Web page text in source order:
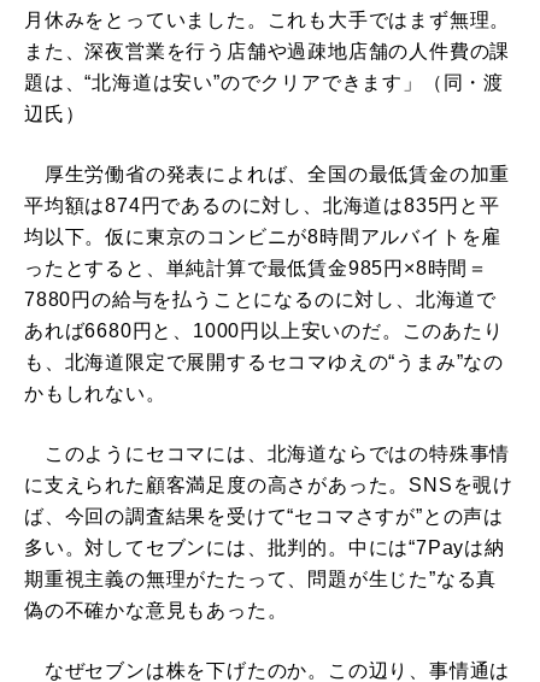
月休みをとっていました。これも大手ではまず無理。
また、深夜営業を行う店舗や過疎地店舗の人件費の課
題は、“北海道は安い”のでクリアできます」（同・渡
辺氏）
厚生労働省の発表によれば、全国の最低賃金の加重
平均額は874円であるのに対し、北海道は835円と平
均以下。仮に東京のコンビニが8時間アルバイトを雇
ったとすると、単純計算で最低賃金985円×8時間＝
7880円の給与を払うことになるのに対し、北海道で
あれば6680円と、1000円以上安いのだ。このあたり
も、北海道限定で展開するセコマゆえの“うまみ”なの
かもしれない。
このようにセコマには、北海道ならではの特殊事情
に支えられた顧客満足度の高さがあった。SNSを覗け
ば、今回の調査結果を受けて“セコマさすが”との声は
多い。対してセブンには、批判的。中には“7Payは納
期重視主義の無理がたたって、問題が生じた”なる真
偽の不確かな意見もあった。
なぜセブンは株を下げたのか。この辺り、事情通は